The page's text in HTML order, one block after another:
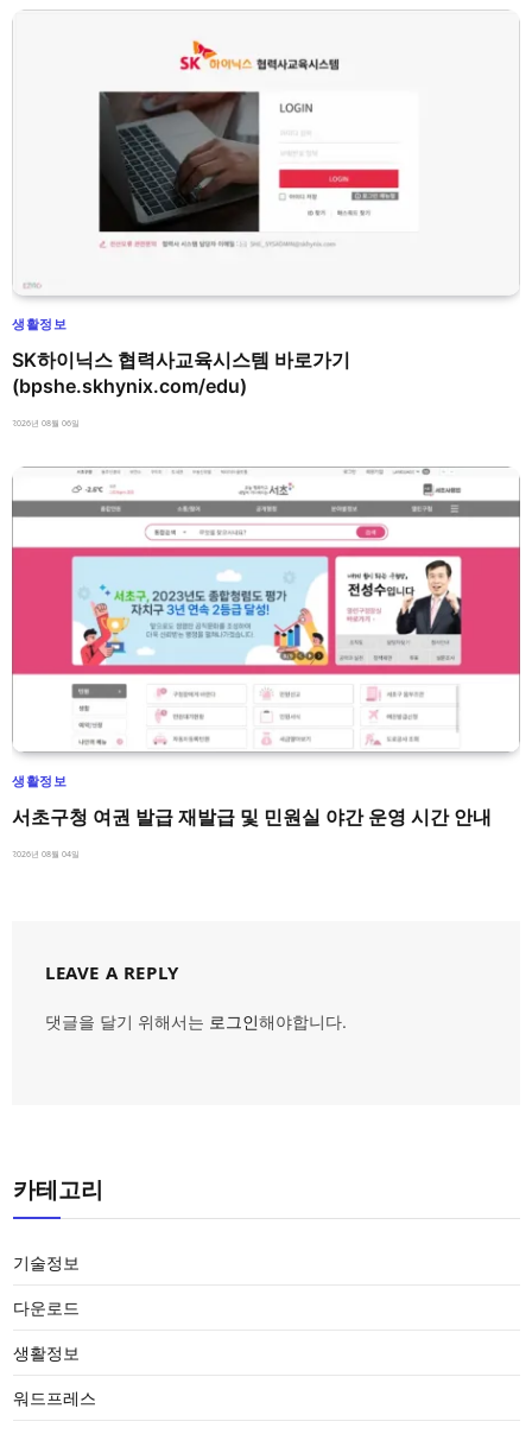
생활정보
SK하이닉스 협력사교육시스템 바로가기
(bpshe.skhynix.com/edu)
2026년 08월 06일
생활정보
서초구청 여권 발급 재발급 및 민원실 야간 운영 시간 안내
2026년 08월 04일
LEAVE A REPLY
댓글을 달기 위해서는 로그인해야합니다.
카테고리
기술정보
다운로드
생활정보
워드프레스